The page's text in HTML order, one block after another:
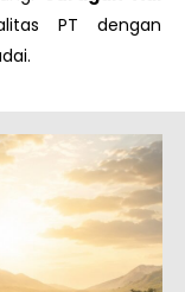
PT dengan